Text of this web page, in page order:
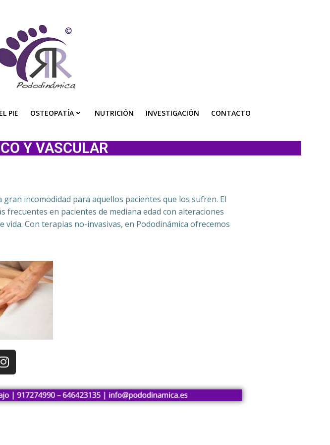
PIE OSTEOPATÍA NUTRICIÓN INVESTIGACIÓN CONTACTO
Y VASCULAR
incomodidad para aquellos pacientes que los sufren. El
frecuentes en pacientes de mediana edad con alteraciones
Con terapias no-invasivas, en Pododinámica ofrecemos